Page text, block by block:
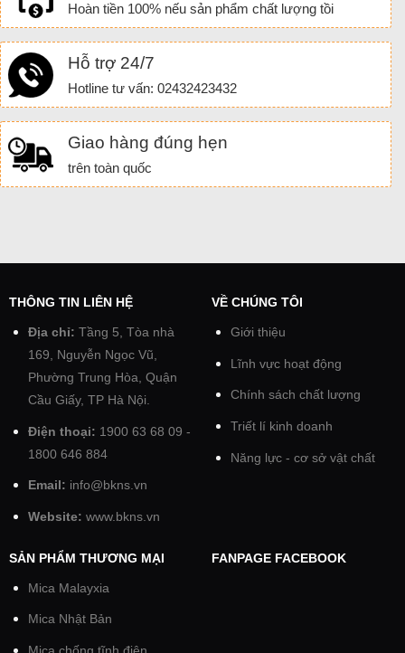
Hoàn tiền 100% nếu sản phẩm chất lượng tồi
Hỗ trợ 24/7
Hotline tư vấn: 02432423432
Giao hàng đúng hẹn
trên toàn quốc
THÔNG TIN LIÊN HỆ
Địa chỉ: Tầng 5, Tòa nhà
169, Nguyễn Ngọc Vũ,
Phường Trung Hòa, Quận
Cầu Giấy, TP Hà Nội.
Điện thoại: 1900 63 68 09 -
1800 646 884
Email: info@bkns.vn
Website: www.bkns.vn
VỀ CHÚNG TÔI
Giới thiệu
Lĩnh vực hoạt động
Chính sách chất lượng
Triết lí kinh doanh
Năng lực - cơ sở vật chất
SẢN PHẨM THƯƠNG MẠI
Mica Malayxia
Mica Nhật Bản
FANPAGE FACEBOOK